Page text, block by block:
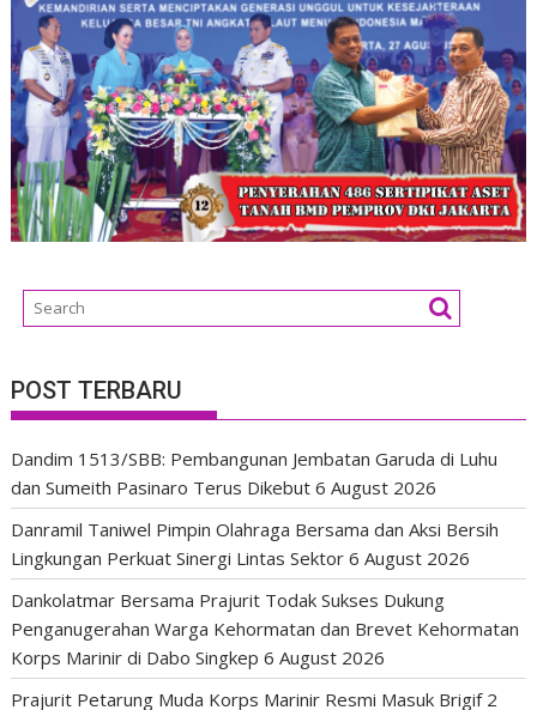
POST TERBARU
Dandim 1513/SBB: Pembangunan Jembatan Garuda di Luhu
dan Sumeith Pasinaro Terus Dikebut 6 August 2026
Danramil Taniwel Pimpin Olahraga Bersama dan Aksi Bersih
Lingkungan Perkuat Sinergi Lintas Sektor 6 August 2026
Dankolatmar Bersama Prajurit Todak Sukses Dukung
Penganugerahan Warga Kehormatan dan Brevet Kehormatan
Korps Marinir di Dabo Singkep 6 August 2026
Prajurit Petarung Muda Korps Marinir Resmi Masuk Brigif 2